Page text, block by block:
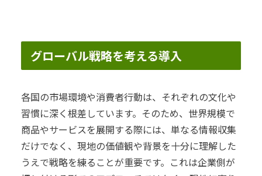
グローバル戦略を考える導入
各国の市場環境や消費者行動は、それぞれの文化や
習慣に深く根差しています。そのため、世界規模で
商品やサービスを展開する際には、単なる情報収集
だけでなく、現地の価値観や背景を十分に理解した
うえで戦略を練ることが重要です。これは企業側が